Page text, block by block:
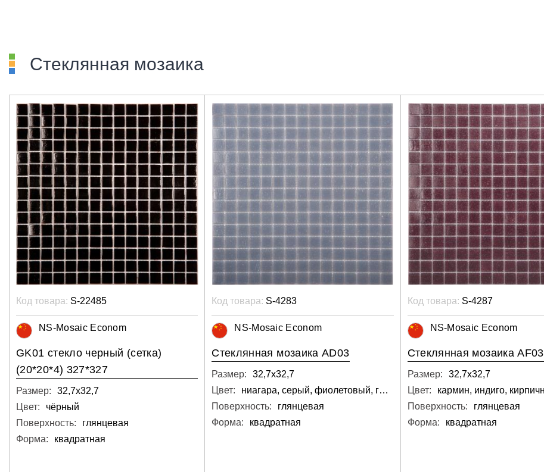
Стеклянная мозаика
Код товара: S-22485
NS-Mosaic Econom
GK01 стекло черный (сетка)
(20*20*4) 327*327
Размер:
32,7х32,7
Цвет:
чёрный
Поверхность:
глянцевая
Форма:
квадратная
Код товара: S-4283
NS-Mosaic Econom
Стеклянная мозаика AD03
Размер:
32,7х32,7
Цвет:
ниагара, серый, фиолетовый, голубой
Поверхность:
глянцевая
Форма:
квадратная
Код товара: S-4287
NS-Mosaic Econom
Стеклянная мозаика AF03
Размер:
32,7х32,7
Цвет:
Поверхность:
глянцевая
Форма:
квадратная